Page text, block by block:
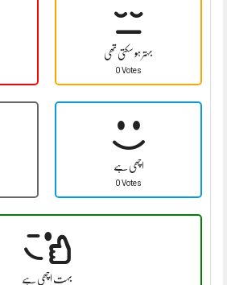
بہتر ہو سکتی تھی
0 Votes
اچھی ہے
0 Votes
بہت اچھی ہے